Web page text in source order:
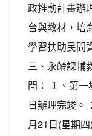
政推動計畫辦
台與教材，培
學習扶助民間
三、永齡課輔
間： １、第
日辦理完竣。
月21日(星期